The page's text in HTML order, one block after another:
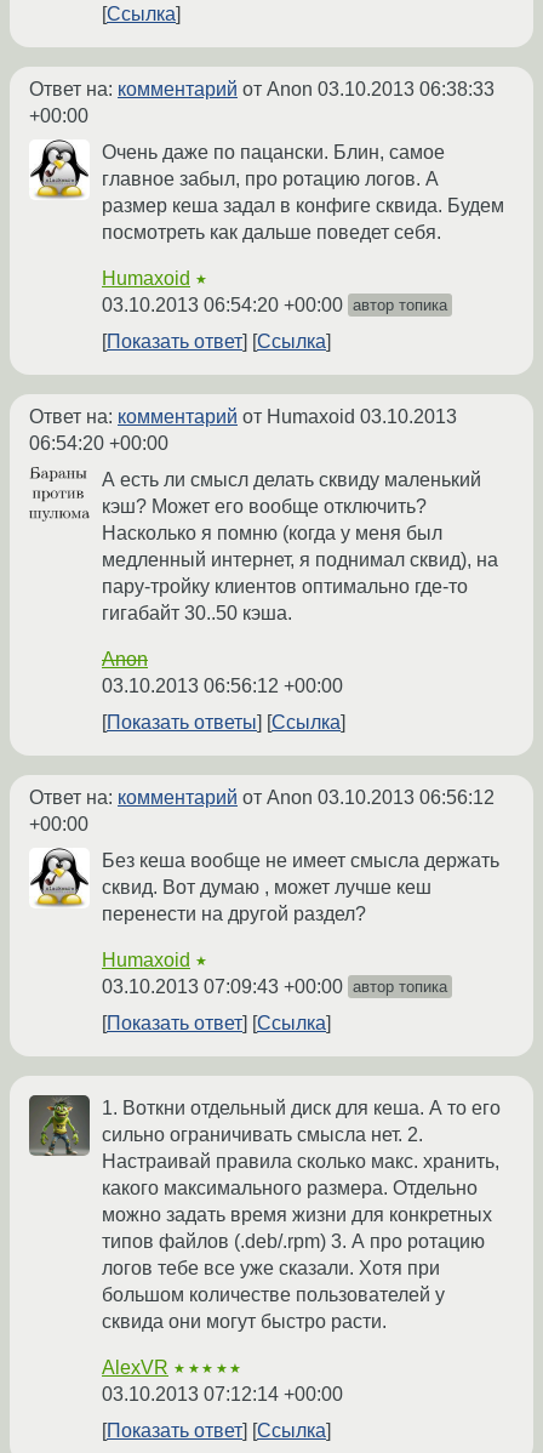
Ссылка
Ответ на: комментарий от Anon 03.10.2013 06:38:33
+00:00
Очень даже по пацански. Блин, самое
главное забыл, про ротацию логов. А
размер кеша задал в конфиге сквида. Будем
посмотреть как дальше поведет себя.
Humaxoid ★
03.10.2013 06:54:20 +00:00 автор топика
Показать ответ Ссылка
Ответ на: комментарий от Humaxoid 03.10.2013
06:54:20 +00:00
А есть ли смысл делать сквиду маленький
кэш? Может его вообще отключить?
Насколько я помню (когда у меня был
медленный интернет, я поднимал сквид), на
пару-тройку клиентов оптимально где-то
гигабайт 30..50 кэша.
Anon
03.10.2013 06:56:12 +00:00
Показать ответы
Ссылка
Ответ на: комментарий от Anon 03.10.2013 06:56:12
+00:00
Без кеша вообще не имеет смысла держать
сквид. Вот думаю , может лучше кеш
перенести на другой раздел?
Humaxoid ★
03.10.2013 07:09:43 +00:00 автор топика
Показать ответ Ссылка
1. Воткни отдельный диск для кеша. А то его
сильно ограничивать смысла нет. 2.
Настраивай правила сколько макс. хранить,
какого максимального размера. Отдельно
можно задать время жизни для конкретных
типов файлов (.deb/.rpm) 3. А про ротацию
логов тебе все уже сказали. Хотя при
большом количестве пользователей у
сквида они могут быстро расти.
AlexVR ★★★★★
03.10.2013 07:12:14 +00:00
Показать ответ
Ссылка